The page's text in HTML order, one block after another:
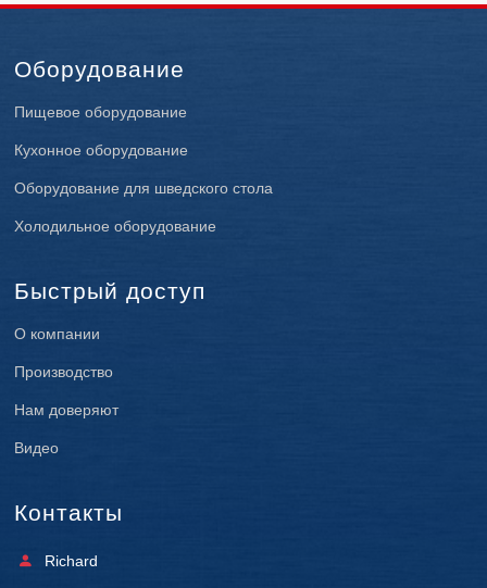
Оборудование
Пищевое оборудование
Кухонное оборудование
Оборудование для шведского стола
Холодильное оборудование
Быстрый доступ
О компании
Производство
Нам доверяют
Видео
Контакты
Richard